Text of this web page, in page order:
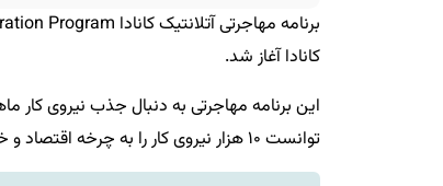
کانادا آغاز شد.
توانست ۱۰ هزار نیروی کار را به چرخه اقتصاد و خدمات این منطقه وارد کند.